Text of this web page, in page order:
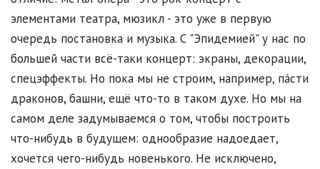
элементами театра, мюзикл - это уже в первую
очередь постановка и музыка. С "Эпидемией" у нас по
большей части всё-таки концерт: экраны, декорации,
спецэффекты. Но пока мы не строим, например, па́сти
драконов, башни, ещё что-то в таком духе. Но мы на
самом деле задумываемся о том, чтобы построить
что-нибудь в будущем: однообразие надоедает,
хочется чего-нибудь новенького. Не исключено,